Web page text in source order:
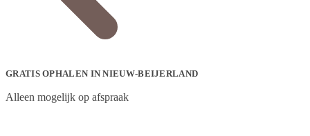
GRATIS OPHALEN IN NIEUW-BEIJERLAND
Alleen mogelijk op afspraak